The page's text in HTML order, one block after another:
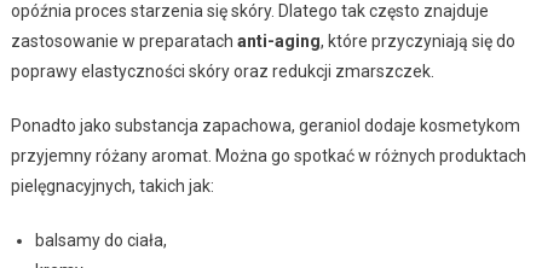
opóźnia proces starzenia się skóry. Dlatego tak często znajduje
zastosowanie w preparatach anti-aging, które przyczyniają się do
poprawy elastyczności skóry oraz redukcji zmarszczek.
Ponadto jako substancja zapachowa, geraniol dodaje kosmetykom
przyjemny różany aromat. Można go spotkać w różnych produktach
pielęgnacyjnych, takich jak:
balsamy do ciała,